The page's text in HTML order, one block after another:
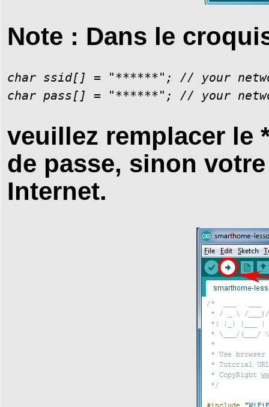
Note : Dans le
char ssid[] = "******"; // your
veuillez remplacer le
de passe, sinon
Internet.